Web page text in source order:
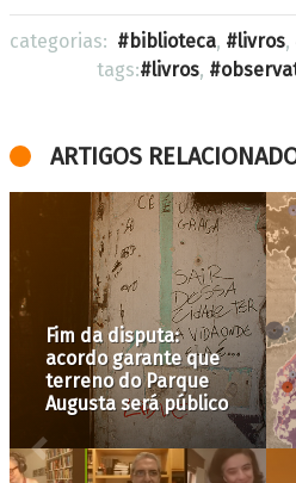
categorias: biblioteca, livros,
tags:
livros,
ARTIGOS
Fim da disputa:
acordo garante que
terreno do Parque
Augusta será público